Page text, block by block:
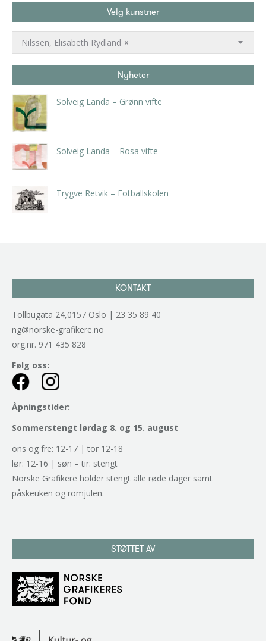
Velg kunstner
×
Nilssen, Elisabeth Rydland
Nyheter
Solveig Landa – Grønn vifte
Solveig Landa – Rosa vifte
Trygve Retvik – Fotballskolen
KONTAKT
Tollbugata 24,0157 Oslo | 23 35 89 40
ng@norske-grafikere.no
org.nr. 971 435 828
Følg oss:
Åpningstider:
Sommerstengt lørdag 8. og 15. august
ons og fre: 12-17 | tor 12-18
lør: 12-16 | søn – tir: stengt
Norske Grafikere holder stengt alle røde dager samt
påskeuken og romjulen.
STØTTET AV